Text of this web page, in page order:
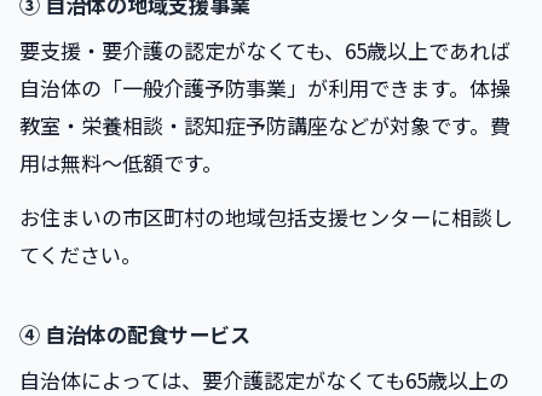
要支援・要介護の認定がなくても、65歳以上であれば
自治体の「一般介護予防事業」が利用できます。体操
教室・栄養相談・認知症予防講座などが対象です。費
用は無料〜低額です。
お住まいの市区町村の地域包括支援センターに相談し
てください。
④ 自治体の配食サービス
自治体によっては、要介護認定がなくても65歳以上の